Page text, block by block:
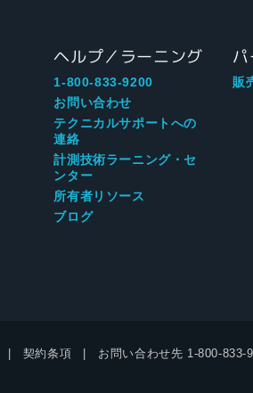
ヘルプ／ラーニング
1-800-833-9200
お問い合わせ
テクニカルサポートへの
連絡
計測技術ラーニング・セ
ンター
所有者リソース
ブログ
販
契約条項 お問い合わせ先 1-800-833-